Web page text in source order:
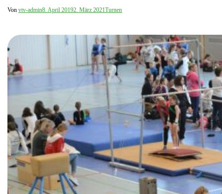
Von vtv-admin8. April 20192. März 2021Turnen